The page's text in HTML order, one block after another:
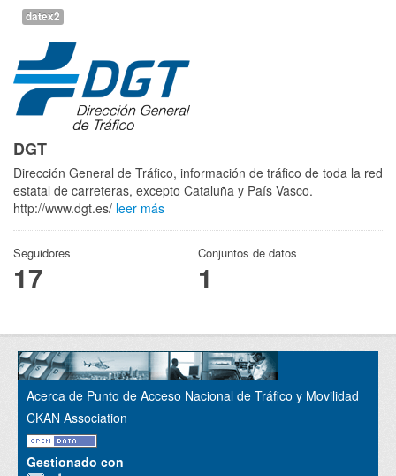
datex2
DGT
Dirección General de Tráfico, información de tráfico de toda la red
estatal de carreteras, excepto Cataluña y País Vasco.
http://www.dgt.es/ leer más
Seguidores
17
Conjuntos de datos
1
Acerca de Punto de Acceso Nacional de Tráfico y Movilidad
CKAN Association
Gestionado con